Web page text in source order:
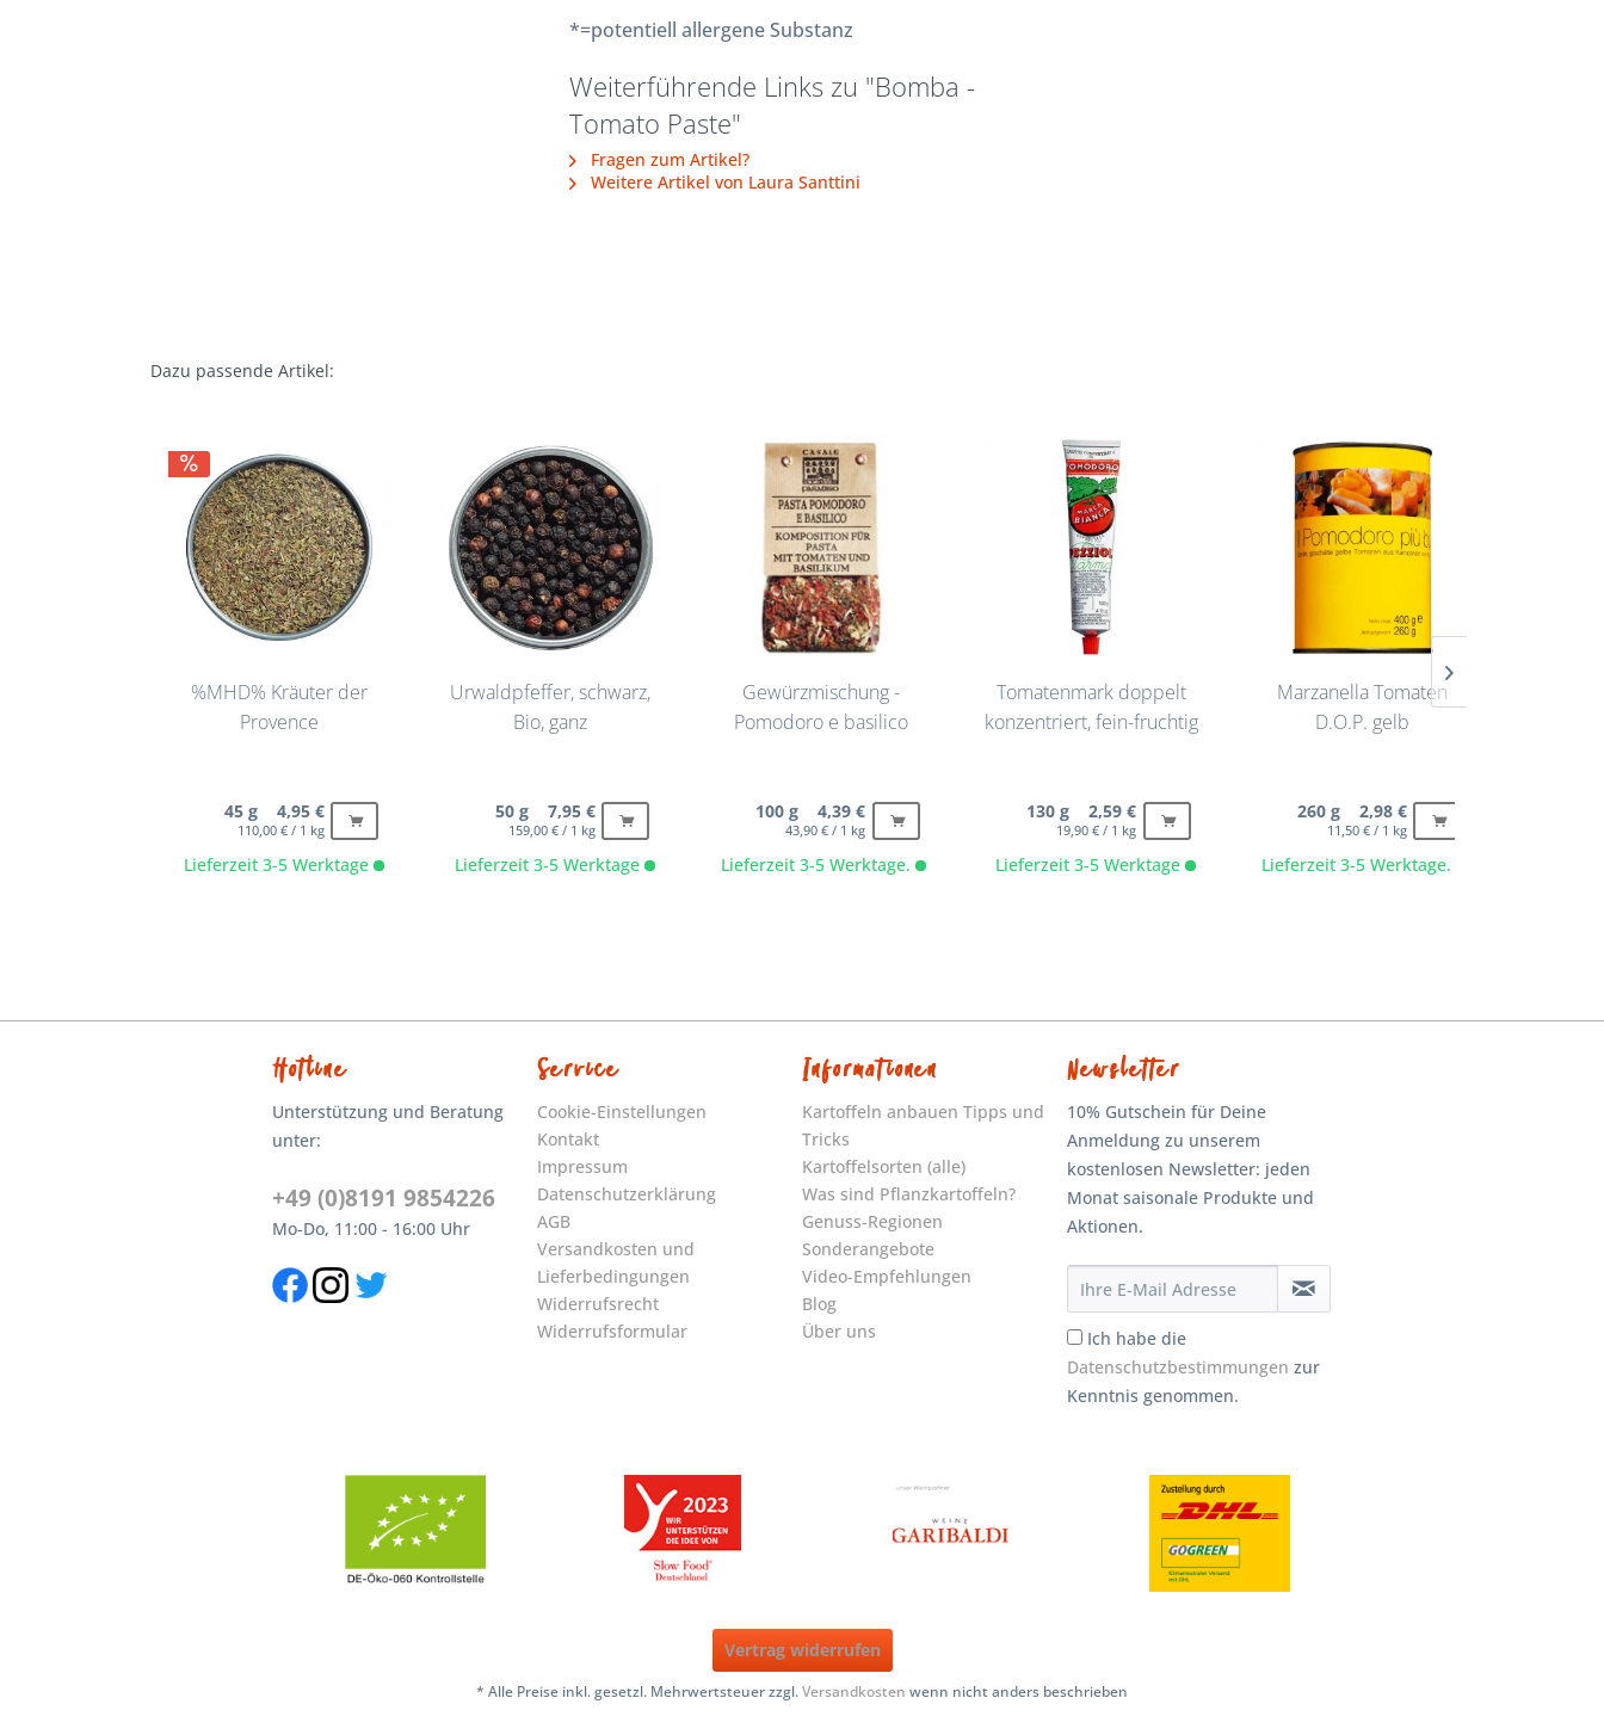
*=potentiell allergene Substanz
Weiterführende Links zu "Bomba -
Tomato Paste"
Fragen zum Artikel?
Weitere Artikel von Laura Santtini
Dazu passende Artikel:
%MHD% Kräuter der
Provence
Lieferzeit 3-5 Werktage
45 g 4,95 €
110,00 € / 1 kg
Urwaldpfeffer, schwarz,
Bio, ganz
Lieferzeit 3-5 Werktage
50 g 7,95 €
159,00 € / 1 kg
Gewürzmischung -
Pomodoro e basilico
Lieferzeit 3-5 Werktage.
100 g 4,39 €
43,90 € / 1 kg
Tomatenmark doppelt
konzentriert, fein-fruchtig
Lieferzeit 3-5 Werktage
130 g 2,59 €
19,90 € / 1 kg
Marzanella Tomaten
D.O.P. gelb
Lieferzeit 3-5 Werktage.
260 g 2,98 €
11,50 € / 1 kg
Hotline
Unterstützung und Beratung
unter:
+49 (0)8191 9854226
Mo-Do, 11:00 - 16:00 Uhr
Service
Cookie-Einstellungen
Kontakt
Impressum
Datenschutzerklärung
AGB
Versandkosten und
Lieferbedingungen
Widerrufsrecht
Widerrufsformular
Informationen
Kartoffeln anbauen Tipps und
Tricks
Kartoffelsorten (alle)
Was sind Pflanzkartoffeln?
Genuss-Regionen
Sonderangebote
Video-Empfehlungen
Blog
Über uns
Newsletter
10% Gutschein für Deine
Anmeldung zu unserem
kostenlosen Newsletter: jeden
Monat saisonale Produkte und
Aktionen.
Ich habe die
Datenschutzbestimmungen zur
Kenntnis genommen.
Vertrag widerrufen
* Alle Preise inkl. gesetzl. Mehrwertsteuer zzgl.Versandkosten wenn nicht anders beschrieben